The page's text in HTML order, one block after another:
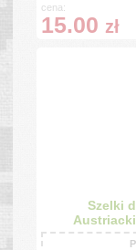
cena:
15.00 zł
Szelki